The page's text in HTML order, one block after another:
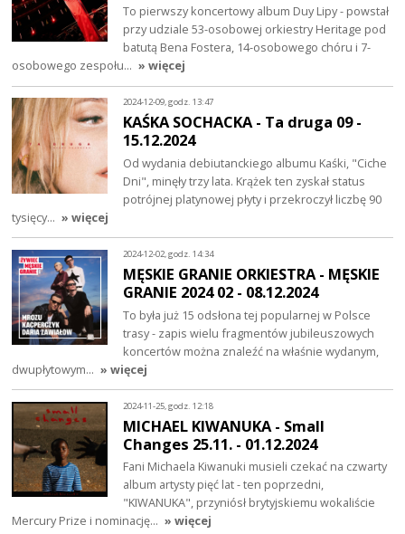
To pierwszy koncertowy album Duy Lipy - powstał
przy udziale 53-osobowej orkiestry Heritage pod
batutą Bena Fostera, 14-osobowego chóru i 7-
osobowego zespołu… » więcej
2024-12-09, godz. 13:47
KAŚKA SOCHACKA - Ta druga 09 -
15.12.2024
Od wydania debiutanckiego albumu Kaśki, "Ciche
Dni", minęły trzy lata. Krążek ten zyskał status
potrójnej platynowej płyty i przekroczył liczbę 90
tysięcy… » więcej
2024-12-02, godz. 14:34
MĘSKIE GRANIE ORKIESTRA - MĘSKIE
GRANIE 2024 02 - 08.12.2024
To była już 15 odsłona tej popularnej w Polsce
trasy - zapis wielu fragmentów jubileuszowych
koncertów można znaleźć na właśnie wydanym,
dwupłytowym… » więcej
2024-11-25, godz. 12:18
MICHAEL KIWANUKA - Small
Changes 25.11. - 01.12.2024
Fani Michaela Kiwanuki musieli czekać na czwarty
album artysty pięć lat - ten poprzedni,
"KIWANUKA", przyniósł brytyjskiemu wokaliście
Mercury Prize i nominację… » więcej